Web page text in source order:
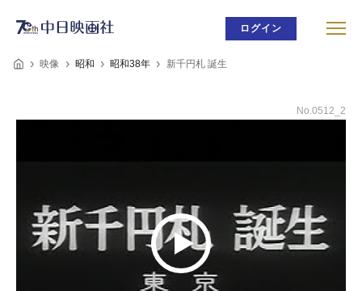
ログイン
映像 昭和 昭和38年 新千円札 誕生
No.0512_2